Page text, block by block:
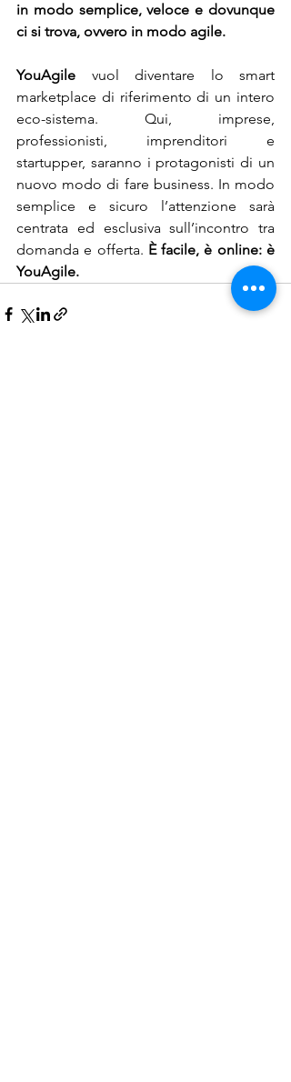
in modo semplice, veloce e dovunque
ci si trova, ovvero in modo agile.
YouAgile vuol diventare lo smart
marketplace di riferimento di un intero
eco-sistema. Qui, imprese,
professionisti, imprenditori e
startupper, saranno i protagonisti di un
nuovo modo di fare business. In modo
semplice e sicuro l’attenzione sarà
centrata ed esclusiva sull’incontro tra
domanda e offerta. È facile, è online: è
YouAgile.